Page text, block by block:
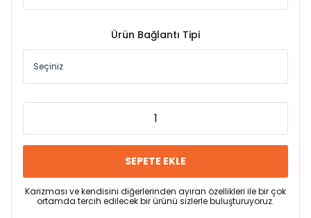
Ürün Bağlantı Tipi
SEPETE EKLE
Karizması ve kendisini diğerlerinden ayıran özellikleri ile bir çok
ortamda tercih edilecek bir ürünü sizlerle buluşturuyoruz.